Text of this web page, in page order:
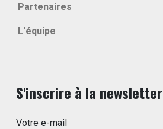
Partenaires
L'équipe
S'inscrire à la newsletter
Votre e-mail